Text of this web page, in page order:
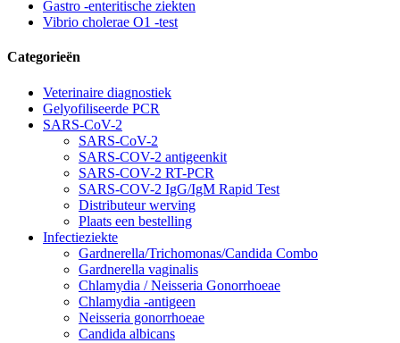
Gastro -enteritische ziekten
Vibrio cholerae O1 -test
Categorieën
Veterinaire diagnostiek
Gelyofiliseerde PCR
SARS-CoV-2
SARS-CoV-2
SARS-COV-2 antigeenkit
SARS-COV-2 RT-PCR
SARS-COV-2 IgG/IgM Rapid Test
Distributeur werving
Plaats een bestelling
Infectieziekte
Gardnerella/Trichomonas/Candida Combo
Gardnerella vaginalis
Chlamydia / Neisseria Gonorrhoeae
Chlamydia -antigeen
Neisseria gonorrhoeae
Candida albicans